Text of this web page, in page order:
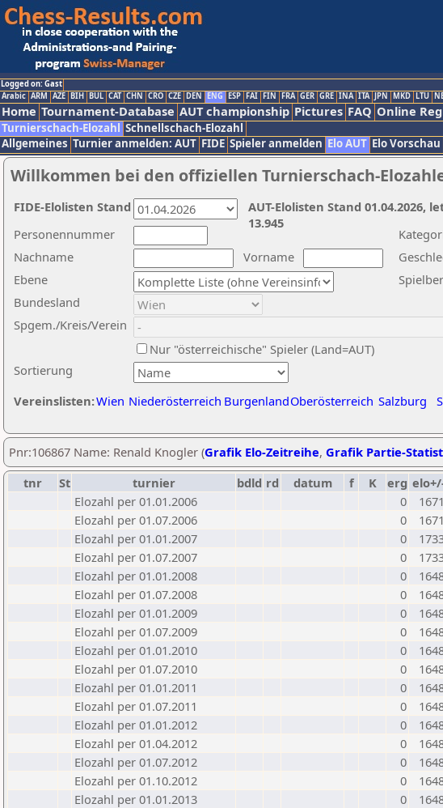
Logged on: Gast
Arabic ARM AZE BIH BUL CAT CHN CRO CZE DEN ENG ESP FAI FIN FRA GER GRE INA ITA JPN MKD LTU
Home Tournament-Database AUT championship Pictures FAQ Online
Turnierschach-Elozahl Schnellschach-Elozahl
Allgemeines Turnier anmelden: AUT FIDE Spieler anmelden Elo AUT Elo Vorschau
Willkommen bei den offiziellen Turnierschach-
Nachname
Vorname
Ebene
Sortierung
Personennummer
Bundesland
Spgem./Kreis/Verein
Nur "österreichische" Spieler (Land=AUT)
Vereinslisten:Wien Niederösterreich BurgenlandOberösterreich Salzburg
AUT-Elolisten Stand 01.04.2026,
13.945
FIDE-Elolisten Stand
Pnr:106867 Name: Renald Knogler (Grafik Elo-Zeitreihe, Grafik Partie-
tnr
St turnier bdld rd datum f K erg
Elozahl per 01.01.2006
0
1671
Elozahl per 01.07.2006
0
1671
Elozahl per 01.01.2007
0
Elozahl per 01.07.2007
0
Elozahl per 01.01.2008
0
Elozahl per 01.07.2008
0
Elozahl per 01.01.2009
0
Elozahl per 01.07.2009
0
Elozahl per 01.01.2010
0
Elozahl per 01.07.2010
0
Elozahl per 01.01.2011
0
Elozahl per 01.07.2011
0
Elozahl per 01.01.2012
0
Elozahl per 01.04.2012
0
Elozahl per 01.07.2012
0
Elozahl per 01.10.2012
0
Elozahl per 01.01.2013
0